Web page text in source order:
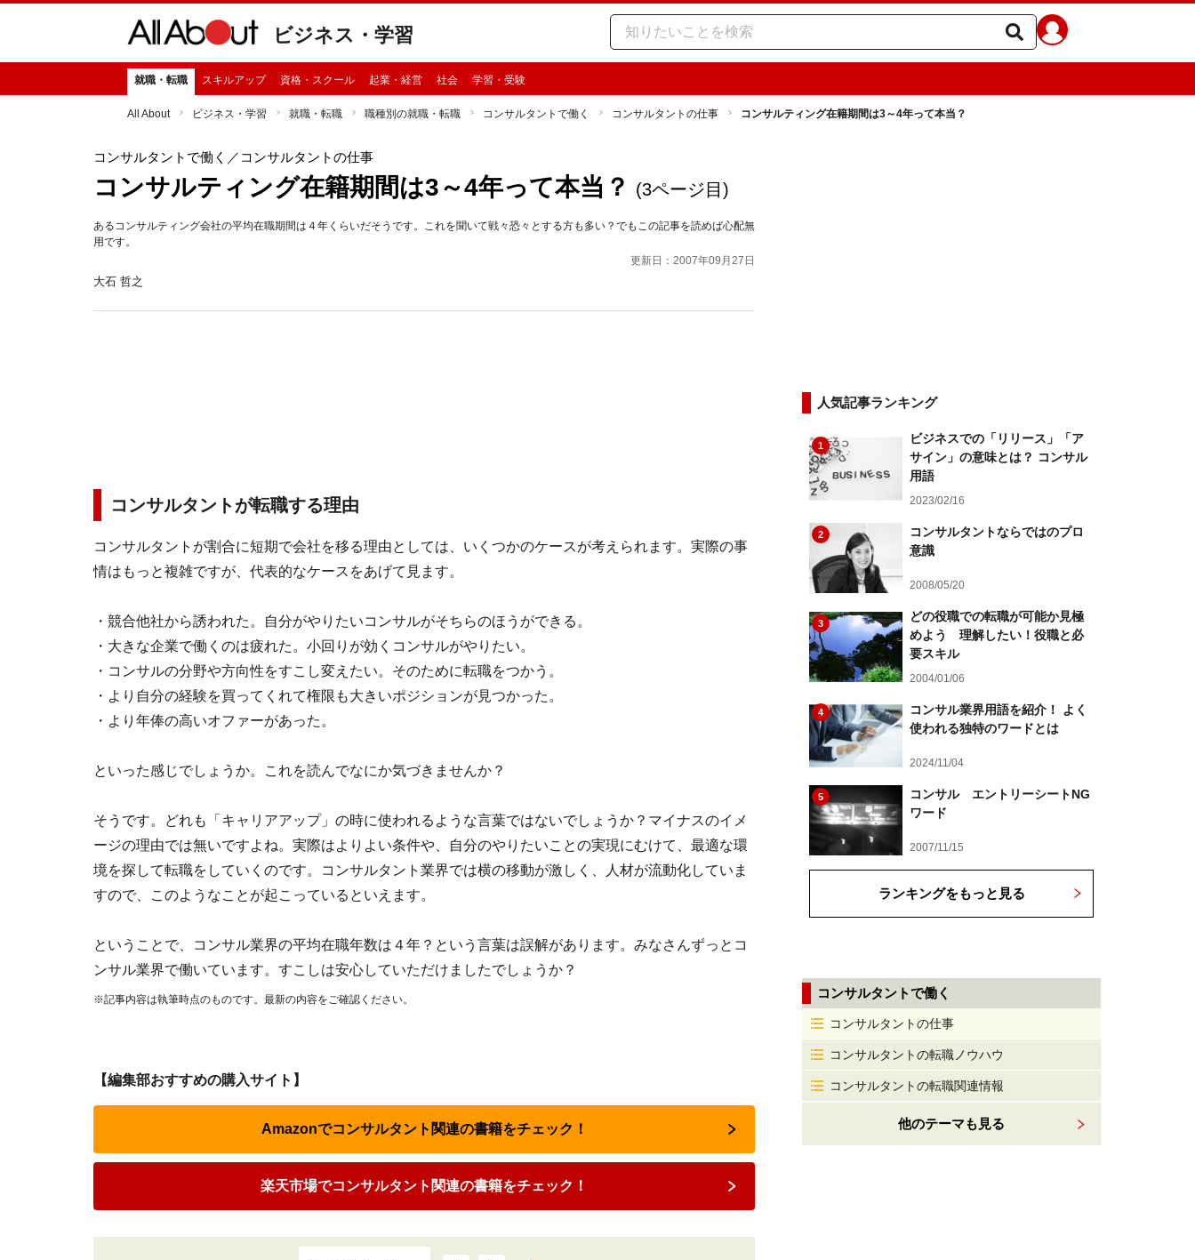
ビジネス・学習
就職・転職 スキルアップ 資格・スクール 起業・経営 社会 学習・受験
All About ビジネス・学習 就職・転職 職種別の就職・転職 コンサルタントで働く コンサルタントの仕事 コンサルティング在籍期間は3～4年って本当？
コンサルタントで働く ／コンサルタントの仕事
コンサルティング在籍期間は3～4年って本当？ (3ページ目)
あるコンサルティング会社の平均在職期間は４年くらいだそうです。これを聞いて戦々恐々とする方も多い？でもこの記事を読めば心配無
用です。
更新日：2007年09月27日
大石 哲之
コンサルタントが転職する理由
コンサルタントが割合に短期で会社を移る理由としては、いくつかのケースが考えられます。実際の事
情はもっと複雑ですが、代表的なケースをあげて見ます。
・競合他社から誘われた。自分がやりたいコンサルがそちらのほうができる。
・大きな企業で働くのは疲れた。小回りが効くコンサルがやりたい。
・コンサルの分野や方向性をすこし変えたい。そのために転職をつかう。
・より自分の経験を買ってくれて権限も大きいポジションが見つかった。
・より年俸の高いオファーがあった。
といった感じでしょうか。これを読んでなにか気づきませんか？
そうです。どれも「キャリアアップ」の時に使われるような言葉ではないでしょうか？マイナスのイメ
ージの理由では無いですよね。実際はよりよい条件や、自分のやりたいことの実現にむけて、最適な環
境を探して転職をしていくのです。コンサルタント業界では横の移動が激しく、人材が流動化していま
すので、このようなことが起こっているといえます。
ということで、コンサル業界の平均在職年数は４年？という言葉は誤解があります。みなさんずっとコ
ンサル業界で働いています。すこしは安心していただけましたでしょうか？
※記事内容は執筆時点のものです。最新の内容をご確認ください。
【編集部おすすめの購入サイト】
Amazonでコンサルタント関連の書籍をチェック！
楽天市場でコンサルタント関連の書籍をチェック！
人気記事ランキング
1
ビジネスでの「リリース」「ア
サイン」の意味とは？ コンサル
用語
2023/02/16
2
コンサルタントならではのプロ
意識
2008/05/20
3
どの役職での転職が可能か見極
めよう 理解したい！役職と必
要スキル
2004/01/06
4
コンサル業界用語を紹介！ よく
使われる独特のワードとは
2024/11/04
5
コンサル エントリーシートNG
ワード
2007/11/15
ランキングをもっと見る
コンサルタントで働く
コンサルタントの仕事
コンサルタントの転職ノウハウ
コンサルタントの転職関連情報
他のテーマも見る